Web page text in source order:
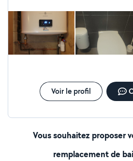
Voir le profil
Vous souhaitez proposer
remplacement de